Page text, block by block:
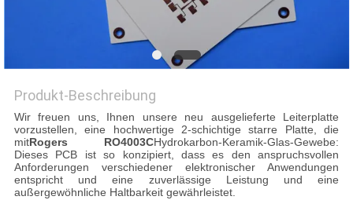
Produkt-Beschreibung
Wir freuen uns, Ihnen unsere neu ausgelieferte Leiterplatte
vorzustellen, eine hochwertige 2-schichtige starre Platte, die
mitRogers RO4003CHydrokarbon-Keramik-Glas-Gewebe:
Dieses PCB ist so konzipiert, dass es den anspruchsvollen
Anforderungen verschiedener elektronischer Anwendungen
entspricht und eine zuverlässige Leistung und eine
außergewöhnliche Haltbarkeit gewährleistet.